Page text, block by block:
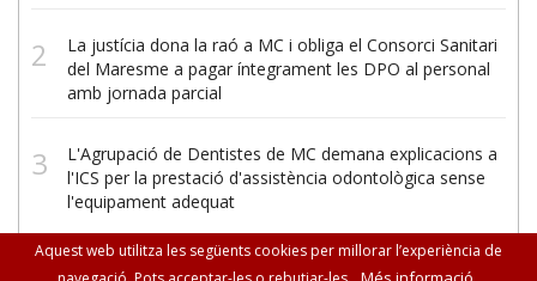
La justícia dona la raó a MC i obliga el Consorci Sanitari
del Maresme a pagar íntegrament les DPO al personal
amb jornada parcial
L'Agrupació de Dentistes de MC demana explicacions a
l'ICS per la prestació d'assistència odontològica sense
l'equipament adequat
Aquest web utilitza les següents cookies per millorar l’experiència de